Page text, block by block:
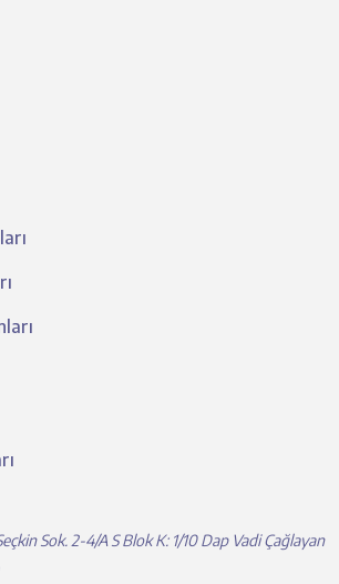
Sok. 2-4/A S Blok K: 1/10 Dap Vadi Çağlayan